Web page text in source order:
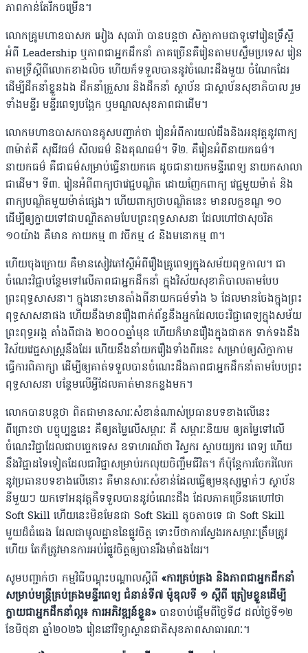
ភាពកាន់តែរីកចម្រើន។
លោកគ្រូមហាឧបាសក អៀង សុធារ៉ា បានបន្តថា សិក្ខាកាមជាទូទៅរៀនទ្រឹស្តី
អំពី Leadership ឬភាពជា​អ្នកដឹកនាំ ភាគច្រើនគឺរៀនតាមបស្ចឹមប្រទេស រៀន
តាម​ទឹ្រស្តីពីលោកខាងលិច ហើយក៏ទទួលបាននូវចំណេះដឹងមួយ ចំណែកដែរ​
ដើម្បីដឹកនាំខ្លួនឯង ដឹកនាំគ្រួសារ និងដឹកនាំ ស្ថាប័ន ជាស្ថាប័នសុខាភិបាល រួម
ទាំងមន្ទីរ មន្ទីរពេទ្យបង្អែក ឬមណ្ឌលសុខភាពជាដើម។
លោកមហាឧបាសកបានគូសបញ្ជាក់ថា រៀនអំពីការយល់ដឹងនិងអនុវត្តនូវពាក្យ
៣​ម៉ាត់គឺ សុជីវធម៌ សីលធម៌ និងគុណធម៌។ ទី២. គឺរៀន​អំពីនាយកធម៌។
នាយកធម៌ គឺជាធម៌សម្រាប់ធ្វើនាយកគេ ដូចជានាយកមន្ទីរពេទ្យ នាយកសា​លា​​
ជាដើម។ ទី៣. រៀនអំពីពាក្យថាវេជ្ជបណ្ឌិត ដោយញែកពាក្យ វេជ្ជមួយម៉ាត់ និង
ពាក្យបណ្ឌិតមួយម៉ាត់ផ្សេង។ ហើយពាក្យថាបណ្ឌិតនេះ មានលក្ខខណ្ឌ ១០
ដើម្បីឲ្យក្លាយទៅជាបណ្ឌិតតាម​បែប​ព្រះពុទ្ធសាសនា ដែលហៅថាសុចរិត
១០យ៉ាង គឺមាន កាយកម្ម ៣ វចីកម្ម ៤ និងមនោកម្ម ៣។
ហើយចុងក្រោយ គឺមានសៀវភៅស្តីអំពីរឿងគ្រូពេទ្យក្នុងសម័យពុទ្ធកាល។ ជា
ចំណេះវិជ្ជា​បន្ថែមទៅលើភាពជាអ្នកដឹកនាំ ក្នុងវិស័យសុខាភិបាល​តាម​បែប
ព្រះពុទ្ធសាសនា។ ក្នុង​នោះ​មានតាំងពីនាយកធម៌ទាំង ៦ ដែល​មានចែងក្នុងព្រះ
ពុទ្ធសាស​នាផង ហើយនឹងមានរឿង​ពាក់ព័ន្ធនឹងអ្នកដែលចេះវិជ្ជាពេទ្យ​ក្នុងសម័យ
ព្រះពុទ្ធអង្គ តាំង​ពីជាង ២០០០ឆ្នាំមុន ហើយក៏​មានរឿងក្នុងជាតក ទាក់​ទង​នឹង​​
វិស័យ​​វេជ្ជសាស្ត្រ​នឹងដែរ ហើយនឹងនាំយករឿង​ទាំង​ពីរនេះ សម្រាប់ឲ្យសិក្ខាកាម​
ធ្វើការពិភាក្សា ដើម្បីឲ្យ​គាត់​ទទួលបានចំ​ណេះដឹងភាពជា​អ្នកដឹកនាំ​តាមបែបព្រះ​
ពុទ្ធ​សាសនា បន្ថែមលើ​អី្វដែលគាត់​មាន​កន្លងមក។
លោកបានបន្តថា ពិតជាមានសារៈសំខាន់ណាស់ប្រធានបទខាងលើនេះ
ពីព្រោះថា បច្ចុប្បន្ននេះ គឺឲ្យតម្លៃលើសម្ភារៈ គឺ សម្ភារៈនិយម ឲ្យតម្លៃទៅលើ
ចំណេះវិជ្ជាដែលជាបច្ចេកទេស ឧទាហរណ៍ថា វិស្វករ ស្ថាបយ្យករ ពេទ្យ ហើយ
នឹង​វិជ្ជាដទៃទៀតដែលជាវិជ្ជាសម្រាប់រកលុយចិញ្ចឹមជីវិត។ ក៏​ប៉ុន្តែការចែករំលែក
នូវប្រធានបទខាងលើនោះ គឺមានសារៈ​សំខាន់ដែលធ្វើឲ្យមនុស្សម្នាក់ៗ ស្ថាប័ន
នីមួយៗ យកទៅ​អនុវត្តគឺទទួលបាននូវចំណេះដឹង ដែលភាគច្រើនគេហៅថា
Soft Skill ហើយនេះមិនមែនជា Soft Skill តូចតាចទេ ជា​ Soft Skill
មួយដ៏ធំធេង ដែលជាមូលដ្ឋាននៃផ្លូវចិត្ត ទោះបី​ថាការស្វែងរកសម្ភារៈត្រឹមត្រូវ
ហើយ តែក៏ត្រូវមានការអប់​រំផ្លូវចិត្តឲ្យបានរឹងមាំផងដែរ។
សូមបញ្ជាក់ថា កម្មវិធីបណ្តុះបណ្តាលស្តីពី «ការគ្រប់គ្រង និងភាពជាអ្នកដឹកនាំ
សម្រាប់មន្ត្រីគ្រប់គ្រងមន្ទីរពេទ្យ ជំនាន់ទី៧ ម៉ូឌុលទី ១ ស្តីពី ត្រៀមខ្លួនដើម្បី
ក្លាយជាអ្នកដឹកនាំល្អ៖ ការអភិវឌ្ឍន៍ខ្លួន» បានចាប់ផ្តើមពីថ្ងៃទី៨ ដល់ថ្ងៃទី១២
ខែមិថុនា ឆ្នាំ២០២៦ រៀននៅវិទ្យាស្ថានជាតិសុខភាពសាធារណៈ។